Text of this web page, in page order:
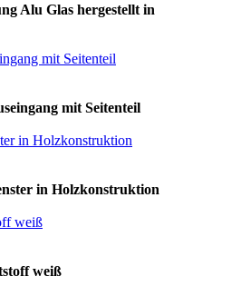
Alu Glas hergestellt in
mit Seitenteil
in Holzkonstruktion
weiß